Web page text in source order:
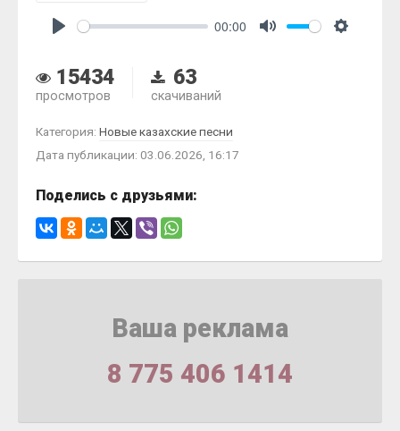
00:00
15434
просмотров
63
скачиваний
Категория: Новые казахские песни
Дата публикации: 03.06.2026, 16:17
Поделись с друзьями:
Ваша реклама
8 775 406 1414